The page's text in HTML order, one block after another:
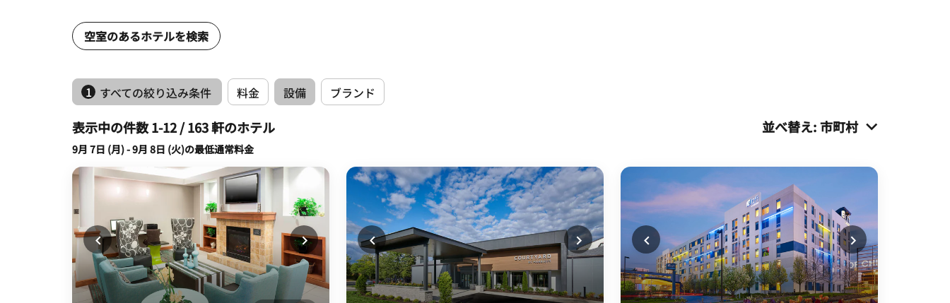
空室のあるホテルを検索
1 すべての絞り込み条件 料金 設備 ブランド
表示中の件数 1-12 / 163 軒のホテル 並べ替え:市町村
9月 7日 (月) - 9月 8日 (火)の最低通常料金